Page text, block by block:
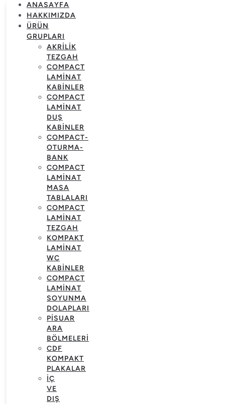
ANASAYFA
HAKKIMIZDA
ÜRÜN
GRUPLARI
AKRILIK
TEZGAH
COMPACT
LAMINAT
KABINLER
COMPACT
LAMINAT
DUŞ
KABINLER
COMPACT-
OTURMA-
BANK
COMPACT
LAMINAT
MASA
TABLALARI
COMPACT
LAMINAT
TEZGAH
KOMPAKT
LAMINAT
WC
KABINLER
COMPACT
LAMINAT
SOYUNMA
DOLAPLARI
PISUAR
ARA
BÖLMELERI
CDF
KOMPAKT
PLAKALAR
İÇ
VE
DIŞ